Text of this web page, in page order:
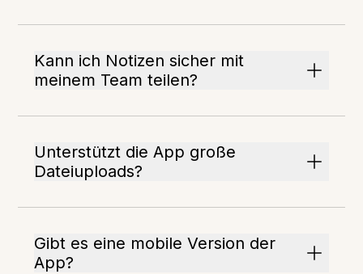
Kann ich Notizen sicher mit
meinem Team teilen?
Unterstützt die App große
Dateiuploads?
Gibt es eine mobile Version der
App?